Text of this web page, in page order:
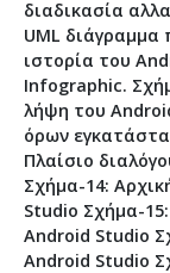
διαδικασία
UML
ιστορία του
Infographic.
λήψη του
όρων
Πλαίσιο
Σχήμα-14:
Studio Σχήμα-
Android Studio
Android Studio